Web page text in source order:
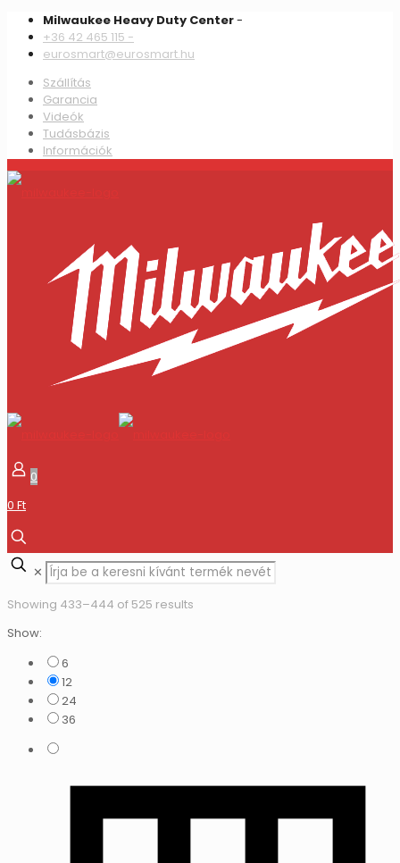
Milwaukee Heavy Duty Center-
+36 42 465 115 -
eurosmart@eurosmart.hu
Szállítás
Garancia
Videók
Tudásbázis
Információk
0
0 Ft
✕
Showing 433–444 of 525 results
Show:
6
12
24
36